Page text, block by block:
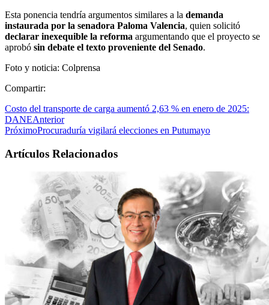
Esta ponencia tendría argumentos similares a la demanda
instaurada por la senadora Paloma Valencia, quien solicitó
declarar inexequible la reforma argumentando que el proyecto se
aprobó sin debate el texto proveniente del Senado.
Foto y noticia: Colprensa
Compartir:
Costo del transporte de carga aumentó 2,63 % en enero de 2025:
DANEAnterior
PróximoProcuraduría vigilará elecciones en Putumayo
Artículos Relacionados